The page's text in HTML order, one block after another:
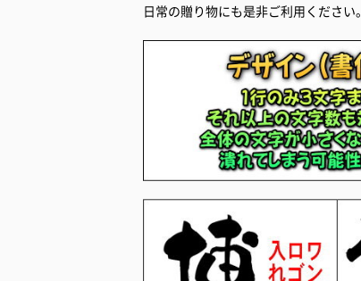
日常の贈り物にも是非ご利用ください。